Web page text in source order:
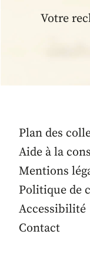
Votre
Plan des
Aide à la
Mentions
Politique de
Accessibilité
Contact